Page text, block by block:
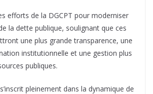
efforts de la DGCPT pour moderniser
la dette publique, soulignant que ces
une plus grande transparence, une
institutionnelle et une gestion plus
publiques.
pleinement dans la dynamique de